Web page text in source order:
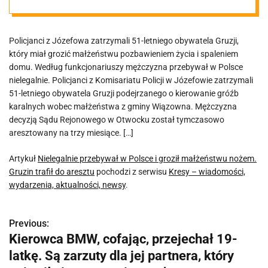
nożem. Gruzin
trafił do aresztu
Policjanci z Józefowa zatrzymali 51-letniego obywatela Gruzji,
który miał grozić małżeństwu pozbawieniem życia i spaleniem
domu. Według funkcjonariuszy mężczyzna przebywał w Polsce
nielegalnie. Policjanci z Komisariatu Policji w Józefowie zatrzymali
51-letniego obywatela Gruzji podejrzanego o kierowanie gróźb
karalnych wobec małżeństwa z gminy Wiązowna. Mężczyzna
decyzją Sądu Rejonowego w Otwocku został tymczasowo
aresztowany na trzy miesiące. […]
Artykuł Nielegalnie przebywał w Polsce i groził małżeństwu nożem.
Gruzin trafił do aresztu pochodzi z serwisu Kresy – wiadomości,
wydarzenia, aktualności, newsy.
N
a
Previous:
Kierowca BMW, cofając, przejechał 19-
latkę. Są zarzuty dla jej partnera, który